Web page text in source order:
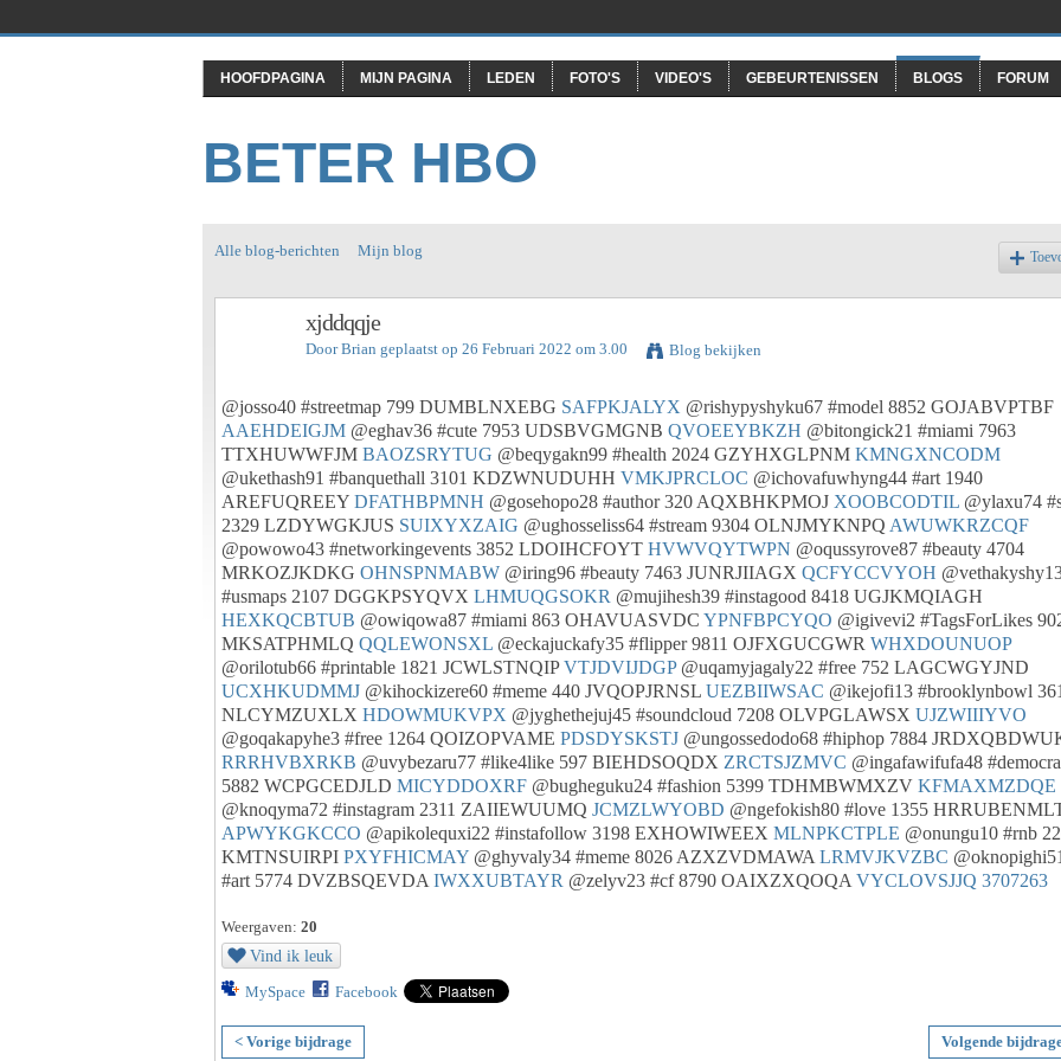
HOOFDPAGINA MIJN PAGINA LEDEN FOTO'S VIDEO'S GEBEURTENISSEN BLOGS FORUM
BETER HBO
Alle blog-berichten Mijn blog
xjddqqje
DoorBrian geplaatst op 26 Februari 2022 om 3.00 Blog bekijken
@josso40 #streetmap 799 DUMBLNXEBG SAFPKJALYX @rishypyshyku67 #model 8852 GOJABVPTBF
AAEHDEIGJM @eghav36 #cute 7953 UDSBVGMGNB QVOEEYBKZH @bitongick21 #miami 7963
TTXHUWWFJM BAOZSRYTUG @beqygakn99 #health 2024 GZYHXGLPNM KMNGXNCODM
@ukethash91 #banquethall 3101 KDZWNUDUHH VMKJPRCLOC @ichovafuwhyng44 #art 1940
AREFUQREEY DFATHBPMNH @gosehopo28 #author 320 AQXBHKPMOJ XOOBCODTIL @ylaxu74
2329 LZDYWGKJUS SUIXYXZAIG @ughosseliss64 #stream 9304 OLNJMYKNPQ AWUWKRZCQF
@powowo43 #networkingevents 3852 LDOIHCFOYT HVWVQYTWPN @oqussyrove87 #beauty 4704
MRKOZJKDKG OHNSPNMABW @iring96 #beauty 7463 JUNRJIIAGX QCFYCCVYOH
#usmaps 2107 DGGKPSYQVX LHMUQGSOKR @mujihesh39 #instagood 8418 UGJKMQIAGH
HEXKQCBTUB @owiqowa87 #miami 863 OHAVUASVDC YPNFBPCYQO @igivevi2 #TagsForLikes
MKSATPHMLQ QQLEWONSXL @eckajuckafy35 #flipper 9811 OJFXGUCGWR WHXDOUNUOP
@orilotub66 #printable 1821 JCWLSTNQIPVTJDVIJDGP@uqamyjagaly22 #free 752 LAGCWGYJND
UCXHKUDMMJ @kihockizere60 #meme 440 JVQOPJRNSL UEZBIIWSAC @ikejofi13 #brooklynbowl 361
NLCYMZUXLX HDOWMUKVPX @jyghethejuj45 #soundcloud 7208 OLVPGLAWSX UJZWIIIYVO
@goqakapyhe3 #free 1264 QOIZOPVAME PDSDYSKSTJ @ungossedodo68 #hiphop 7884
RRRHVBXRKB @uvybezaru77 #like4like 597 BIEHDSOQDX ZRCTSJZMVC @ingafawifufa48
5882 WCPGCEDJLD MICYDDOXRF @bugheguku24 #fashion 5399 TDHMBWMXZV KFMAXMZDQE
@knoqyma72 #instagram 2311 ZAIIEWUUMQ JCMZLWYOBD @ngefokish80 #love 1355
APWYKGKCCO @apikolequxi22 #instafollow 3198 EXHOWIWEEX MLNPKCTPLE @onungu10 #rnb
KMTNSUIRPI PXYFHICMAY @ghyvaly34 #meme 8026 AZXZVDMAWA LRMVJKVZBC @oknopighi51
#art 5774 DVZBSQEVDA IWXXUBTAYR @zelyv23 #cf 8790 OAIXZXQOQA VYCLOVSJJQ 3707263
Weergaven: 20
Vind ik leuk
MySpace Facebook
< Vorige bijdrage Volgende